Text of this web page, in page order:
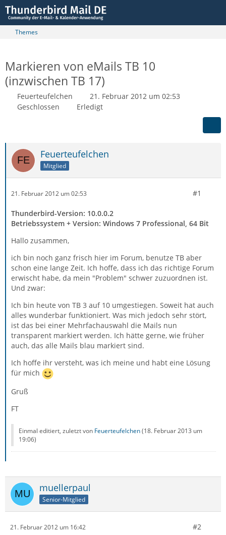
Themes
Markieren von eMails TB 10
(inzwischen TB 17)
Feuerteufelchen
21. Februar 2012 um 02:53
Geschlossen
Erledigt
Feuerteufelchen
Mitglied
21. Februar 2012 um 02:53 #1
Thunderbird-Version: 10.0.0.2
Betriebssystem + Version: Windows 7 Professional, 64 Bit
Hallo zusammen,
ich bin noch ganz frisch hier im Forum, benutze TB aber
schon eine lange Zeit. Ich hoffe, dass ich das richtige Forum
erwischt habe, da mein "Problem" schwer zuzuordnen ist.
Und zwar:
Ich bin heute von TB 3 auf 10 umgestiegen. Soweit hat auch
alles wunderbar funktioniert. Was mich jedoch sehr stört,
ist das bei einer Mehrfachauswahl die Mails nun
transparent markiert werden. Ich hätte gerne, wie früher
auch, das alle Mails blau markiert sind.
Ich hoffe ihr versteht, was ich meine und habt eine Lösung
für mich
Gruß
FT
Einmal editiert, zuletzt von Feuerteufelchen(18. Februar 2013 um
19:06)
muellerpaul
Senior-Mitglied
21. Februar 2012 um 16:42 #2